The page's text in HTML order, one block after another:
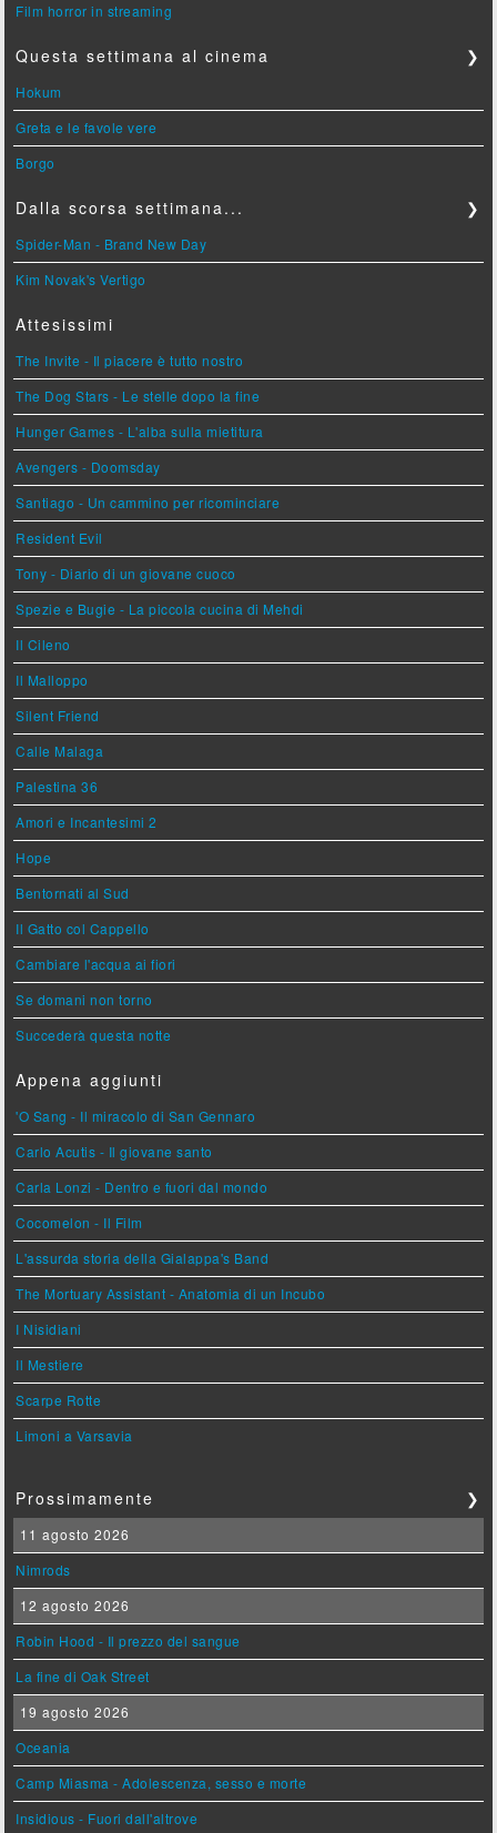
Film horror in streaming
Questa settimana al cinema ❯
Hokum
Greta e le favole vere
Borgo
Dalla scorsa settimana... ❯
Spider-Man - Brand New Day
Kim Novak's Vertigo
Attesissimi
The Invite - Il piacere è tutto nostro
The Dog Stars - Le stelle dopo la fine
Hunger Games - L'alba sulla mietitura
Avengers - Doomsday
Santiago - Un cammino per ricominciare
Resident Evil
Tony - Diario di un giovane cuoco
Spezie e Bugie - La piccola cucina di Mehdi
Il Cileno
Il Malloppo
Silent Friend
Calle Malaga
Palestina 36
Amori e Incantesimi 2
Hope
Bentornati al Sud
Il Gatto col Cappello
Cambiare l'acqua ai fiori
Se domani non torno
Succederà questa notte
Appena aggiunti
'O Sang - Il miracolo di San Gennaro
Carlo Acutis - Il giovane santo
Carla Lonzi - Dentro e fuori dal mondo
Cocomelon - Il Film
L'assurda storia della Gialappa's Band
The Mortuary Assistant - Anatomia di un Incubo
I Nisidiani
Il Mestiere
Scarpe Rotte
Limoni a Varsavia
Prossimamente ❯
11 agosto 2026
Nimrods
12 agosto 2026
Robin Hood - Il prezzo del sangue
La fine di Oak Street
19 agosto 2026
Oceania
Camp Miasma - Adolescenza, sesso e morte
Insidious - Fuori dall'altrove